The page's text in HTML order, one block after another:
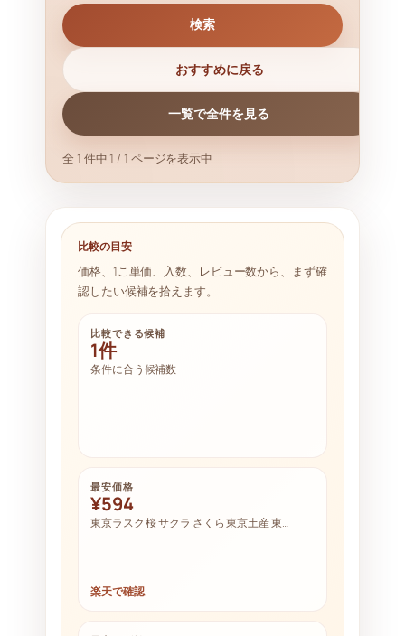
検索
おすすめに戻る
一覧で全件を見る
全 1 件中 1 / 1 ページを表示中
比較の目安
価格、1こ単価、入数、レビュー数から、まず確
認したい候補を拾えます。
比較できる候補
1件
条件に合う候補数
最安価格
¥594
東京ラスク 桜 サクラ さくら 東京土産 東…
楽天で確認